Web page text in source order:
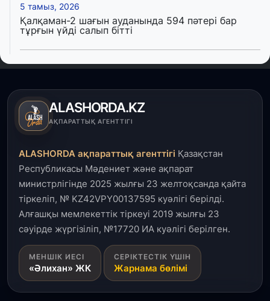
5 тамыз, 2026
Қалқаман-2 шағын ауданында 594 пәтері бар
тұрғын үйді салып бітті
4 тамыз, 2026
артады – Үкімет отырысы
3 тамыз, 2026
пайдалануға берілді
3 тамыз, 2026
Қызылордада 300 орындық аурухана,
Президенттік кітапхана және жаңа театр
салынып жатыр
1 тамыз, 2026
Кинопоиск Қазақстан азаматтарының ең
танымал онлайн-кинотеатрына айналды
ALASHORDA.KZ
АҚПАРАТТЫҚ АГЕНТТІГІ
ALASHORDA ақпараттық агенттігі Қазақстан
Республикасы Мәдениет және ақпарат
министрлігінде 2025 жылғы 23 желтоқсанда қайта
тіркеліп, № KZ42VPY00137595 куәлігі берілді.
Алғашқы мемлекеттік тіркеуі 2019 жылғы 23
сәуірде жүргізіліп, №17720 ИА куәлігі берілген.
МЕНШІК ИЕСІ
«Әлихан» ЖК
СЕРІКТЕСТІК ҮШІН
Жарнама бөлімі